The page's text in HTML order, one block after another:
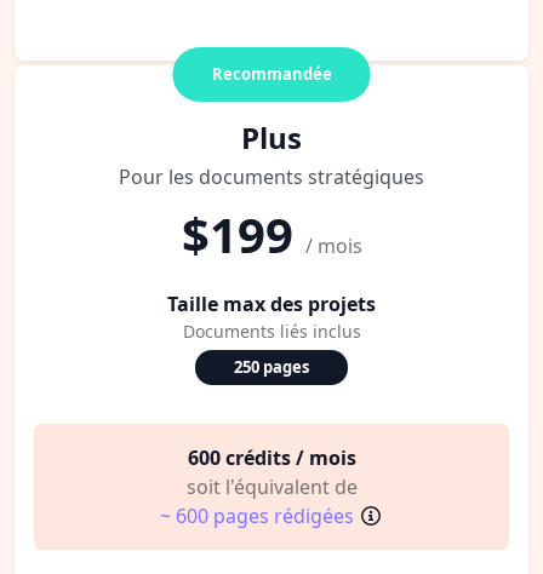
Recommandée
Plus
Pour les documents stratégiques
$199 / mois
Taille max des projets
Documents liés inclus
250 pages
600 crédits / mois
soit l'équivalent de
~ 600 pages rédigées